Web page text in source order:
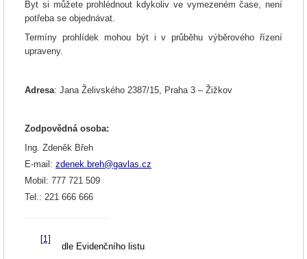
Byt si můžete prohlédnout kdykoliv ve vymezeném čase, není
potřeba se objednávat.
Termíny prohlídek mohou být i v průběhu výběrového řízení
upraveny.
Adresa: Jana Želivského 2387/15, Praha 3 – Žižkov
Zodpovědná osoba:
Ing. Zdeněk Břeh
E-mail: zdenek.breh@gavlas.cz
Mobil: 777 721 509
Tel.: 221 666 666
[1]
dle Evidenčního listu